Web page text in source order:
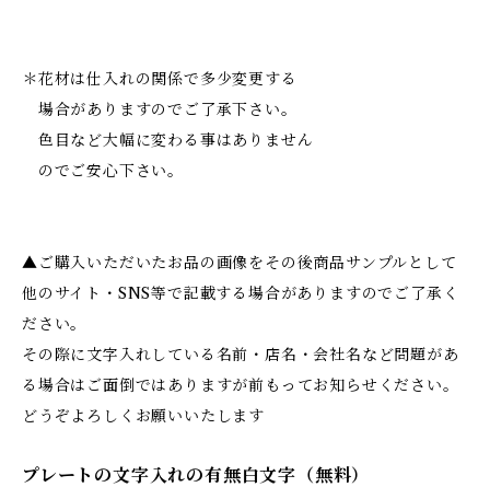
＊花材は仕入れの関係で多少変更する
場合がありますのでご了承下さい。
色目など大幅に変わる事はありません
のでご安心下さい。
▲ご購入いただいたお品の画像をその後商品サンプルとして
他のサイト・SNS等で記載する場合がありますのでご了承く
ださい。
その際に文字入れしている名前・店名・会社名など問題があ
る場合はご面倒ではありますが前もってお知らせください。
どうぞよろしくお願いいたします
プレートの文字入れの有無白文字（無料）